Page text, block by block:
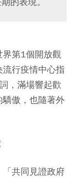
界第1個開放觀
行疫情中心指
，滿場響起歡
傲，也隨著外
共同見證政府